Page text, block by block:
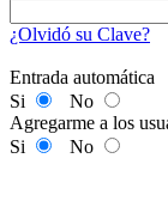
¿Olvidó su Clave?
Entrada automática
Si
No
Agregarme a los
Si
No